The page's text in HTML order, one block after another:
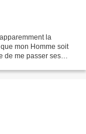
la
mon Homme soit
de me passer ses